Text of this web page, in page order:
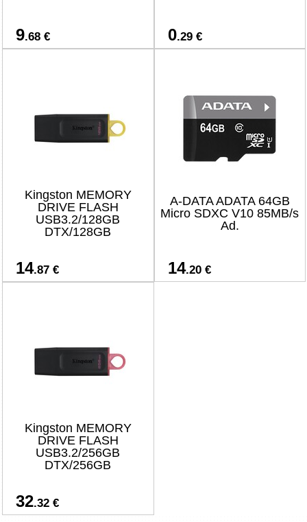
9.68 € 0.29 €
Kingston MEMORY
DRIVE FLASH
USB3.2/128GB
DTX/128GB
14.87 €
A-DATA ADATA 64GB
Micro SDXC V10 85MB/s
Ad.
14.20 €
Kingston MEMORY
DRIVE FLASH
USB3.2/256GB
DTX/256GB
32.32 €